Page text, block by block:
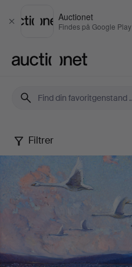
Luk
Auctionet
Findes på Google Play
Art
Antiques
Filtrer